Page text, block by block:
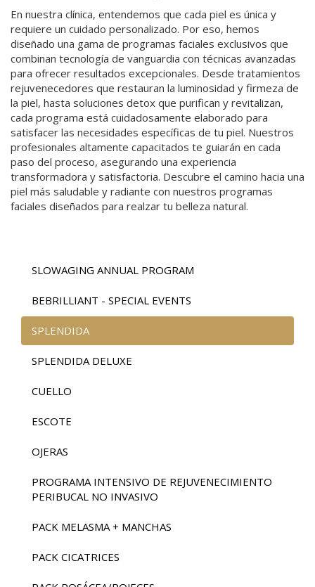
En nuestra clínica, entendemos que cada piel es única y
requiere un cuidado personalizado. Por eso, hemos
diseñado una gama de programas faciales exclusivos que
combinan tecnología de vanguardia con técnicas avanzadas
para ofrecer resultados excepcionales. Desde tratamientos
rejuvenecedores que restauran la luminosidad y firmeza de
la piel, hasta soluciones detox que purifican y revitalizan,
cada programa está cuidadosamente elaborado para
satisfacer las necesidades específicas de tu piel. Nuestros
profesionales altamente capacitados te guiarán en cada
paso del proceso, asegurando una experiencia
transformadora y satisfactoria. Descubre el camino hacia una
piel más saludable y radiante con nuestros programas
faciales diseñados para realzar tu belleza natural.
SLOWAGING ANNUAL PROGRAM
BEBRILLIANT - SPECIAL EVENTS
SPLENDIDA
SPLENDIDA DELUXE
CUELLO
ESCOTE
OJERAS
PROGRAMA INTENSIVO DE REJUVENECIMIENTO
PERIBUCAL NO INVASIVO
PACK MELASMA + MANCHAS
PACK CICATRICES